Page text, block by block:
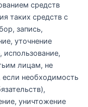
средств
таких средств с
запись,
уточнение
использование,
лицам, не
если необходимость
уничтожение